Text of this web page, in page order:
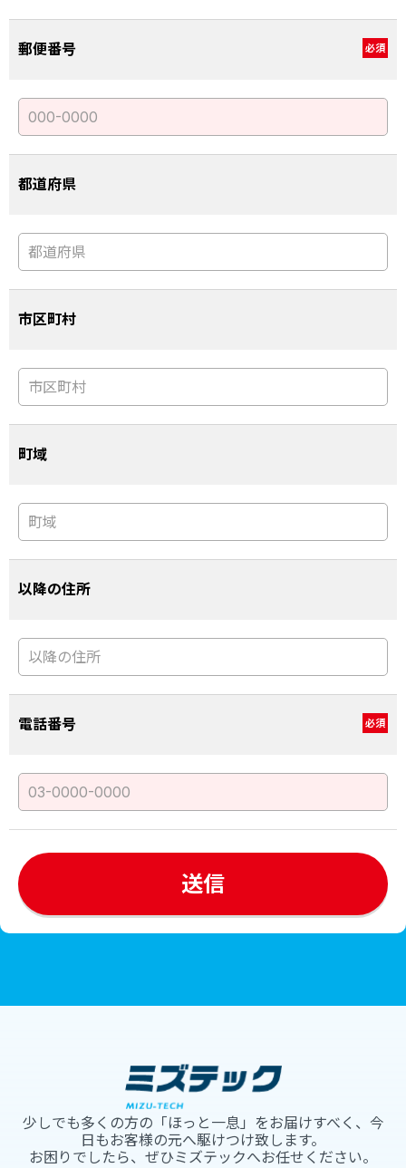
郵便番号 必須
都道府県
市区町村
町域
以降の住所
電話番号 必須
少しでも多くの方の「ほっと一息」をお届けすべく、今
日もお客様の元へ駆けつけ致します。
お困りでしたら、ぜひミズテックへお任せください。